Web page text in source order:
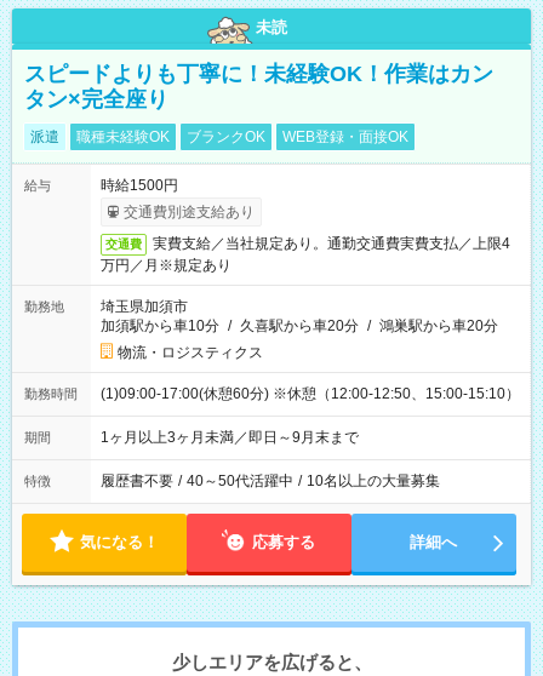
未読
スピードよりも丁寧に！未経験OK！作業はカン
タン×完全座り
派遣 職種未経験OK ブランクOK WEB登録・面接OK
給与
時給1500円
交通費別途支給あり
交通費
実費支給／当社規定あり。通勤交通費実費支払／上限4
万円／月※規定あり
勤務地
埼玉県加須市
加須駅から車10分 / 久喜駅から車20分 / 鴻巣駅から車20分
物流・ロジスティクス
勤務時間 (1)09:00-17:00(休憩60分) ※休憩（12:00-12:50、15:00-15:10）
期間 1ヶ月以上3ヶ月未満／即日～9月末まで
特徴 履歴書不要 / 40～50代活躍中 / 10名以上の大量募集
気になる！ 応募する 詳細へ
少しエリアを広げると、